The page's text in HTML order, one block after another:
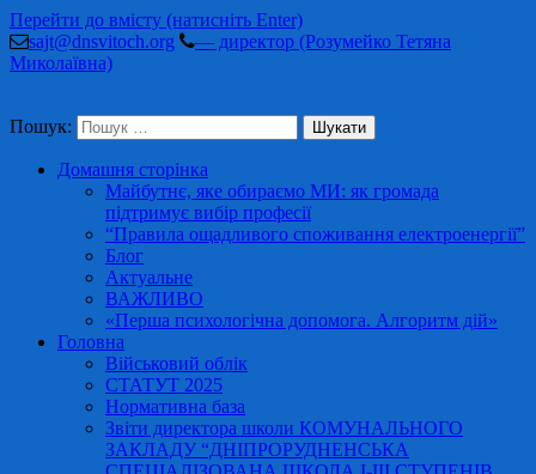
Перейти до вмісту (натисніть Enter)
sajt@dnsvitoch.org
— директор (Розумейко Тетяна
Миколаївна)
Пошук:
Домашня сторінка
Майбутнє, яке обираємо МИ: як громада
підтримує вибір професії
“Правила ощадливого споживання електроенергії”
Блог
Актуальне
ВАЖЛИВО
«Перша психологічна допомога. Алгоритм дій»
Головна
Військовий облік
СТАТУТ 2025
Нормативна база
Звіти директора школи КОМУНАЛЬНОГО
ЗАКЛАДУ “ДНІПРОРУДНЕНСЬКА